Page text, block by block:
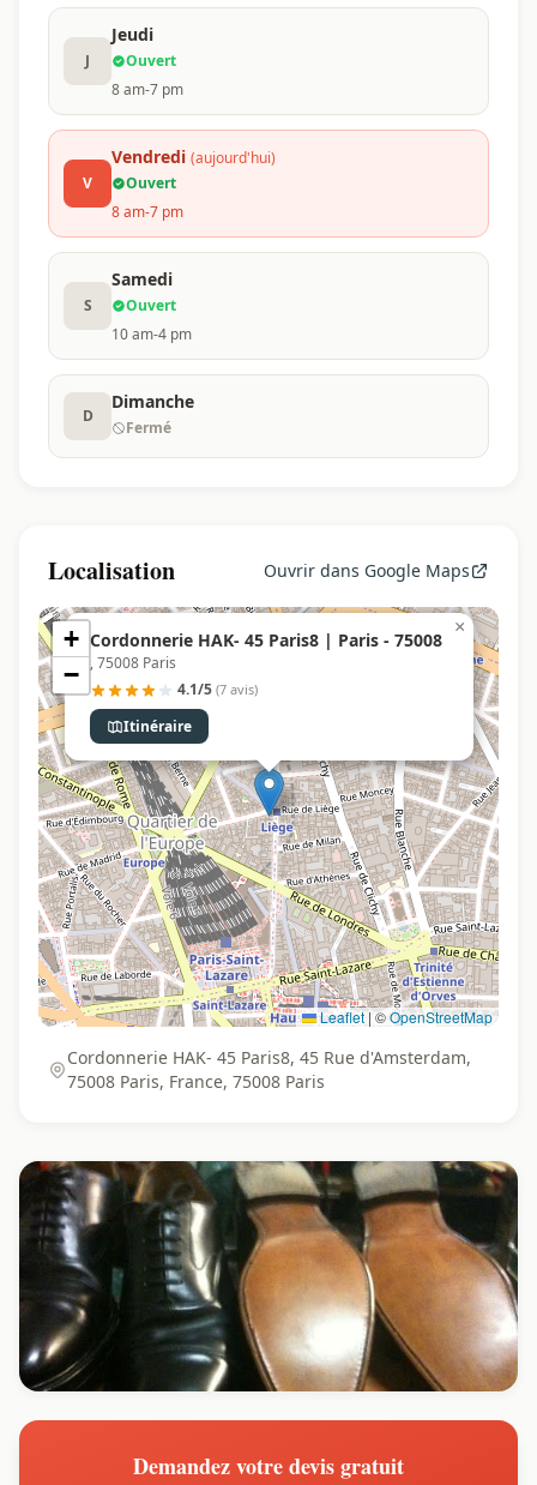
J
Jeudi
Ouvert
8 am-7 pm
V
Vendredi (aujourd'hui)
Ouvert
8 am-7 pm
S
Samedi
Ouvert
10 am-4 pm
D
Dimanche
Fermé
Localisation Ouvrir dans Google Maps
Cordonnerie HAK- 45 Paris8 | Paris - 75008
, 75008 Paris
4.1/5 (7 avis)
Itinéraire
×
+
−
Leaflet | ©OpenStreetMap
Cordonnerie HAK- 45 Paris8, 45 Rue d'Amsterdam,
75008 Paris, France, 75008 Paris
Demandez votre devis gratuit